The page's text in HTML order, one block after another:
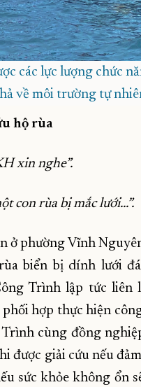
các lực lượng chức
về môi trường tự
hộ rùa
xin nghe”.
con rùa bị mắc lưới...”.
ở phường Vĩnh
biển bị dính lưới
Trình lập tức liên
hợp thực hiện
cùng đồng
được giải cứu nếu
sức khỏe không ổn